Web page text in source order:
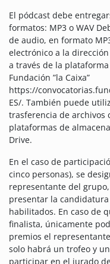
El pódcast debe
formatos: MP3 o WAV
de audio, en formato
electrónico a la
a través de la
Fundación ”la Caixa”
https://
ES/. También puede
trasferencia de archivos
plataformas de
Drive.
En el caso de
cinco personas), se
representante del
presentar la
habilitados. En caso de
finalista, únicamente
premios el
solo habrá un trofeo y
participar en el jurado